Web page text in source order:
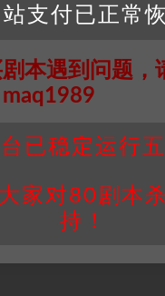
站支付已正常恢
本遇到问题，
已稳定运行
家对80剧本
持！